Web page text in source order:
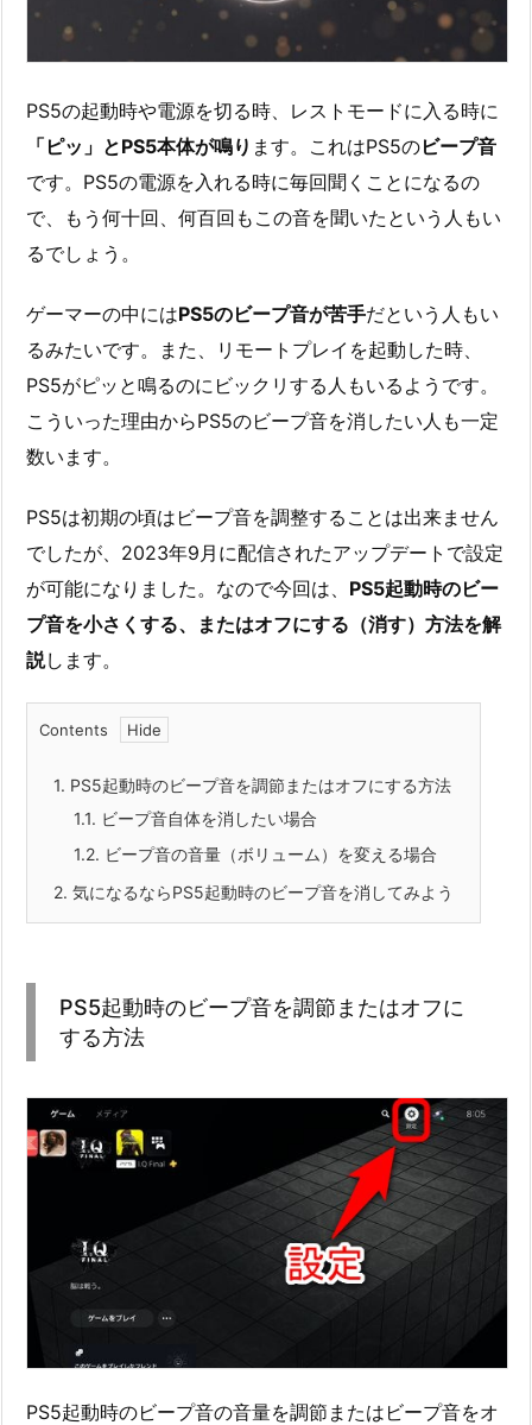
PS5の起動時や電源を切る時、レストモードに入る時に
「ピッ」とPS5本体が鳴り ます。これはPS5のビープ音
です。PS5の電源を入れる時に毎回聞くことになるの
で、もう何十回、何百回もこの音を聞いたという人もい
るでしょう。
ゲーマーの中にはPS5のビープ音が苦手だという人もい
るみたいです。また、リモートプレイを起動した時、
PS5がピッと鳴るのにビックリする人もいるようです。
こういった理由からPS5のビープ音を消したい人も一定
数います。
PS5は初期の頃はビープ音を調整することは出来ません
でしたが、2023年9月に配信されたアップデートで設定
が可能になりました。なので今回は、 PS5起動時のビー
プ音を小さくする、またはオフにする（消す）方法を解
説します。
Contents
1. PS5起動時のビープ音を調節またはオフにする方法
1.1. ビープ音自体を消したい場合
1.2. ビープ音の音量（ボリューム）を変える場合
2. 気になるならPS5起動時のビープ音を消してみよう
PS5起動時のビープ音を調節またはオフに
する方法
PS5起動時のビープ音の音量を調節またはビープ音をオ